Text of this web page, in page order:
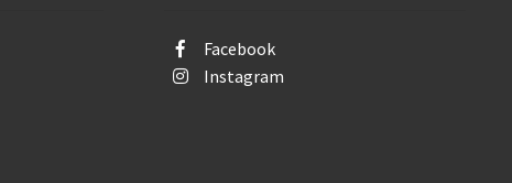
Facebook
Instagram